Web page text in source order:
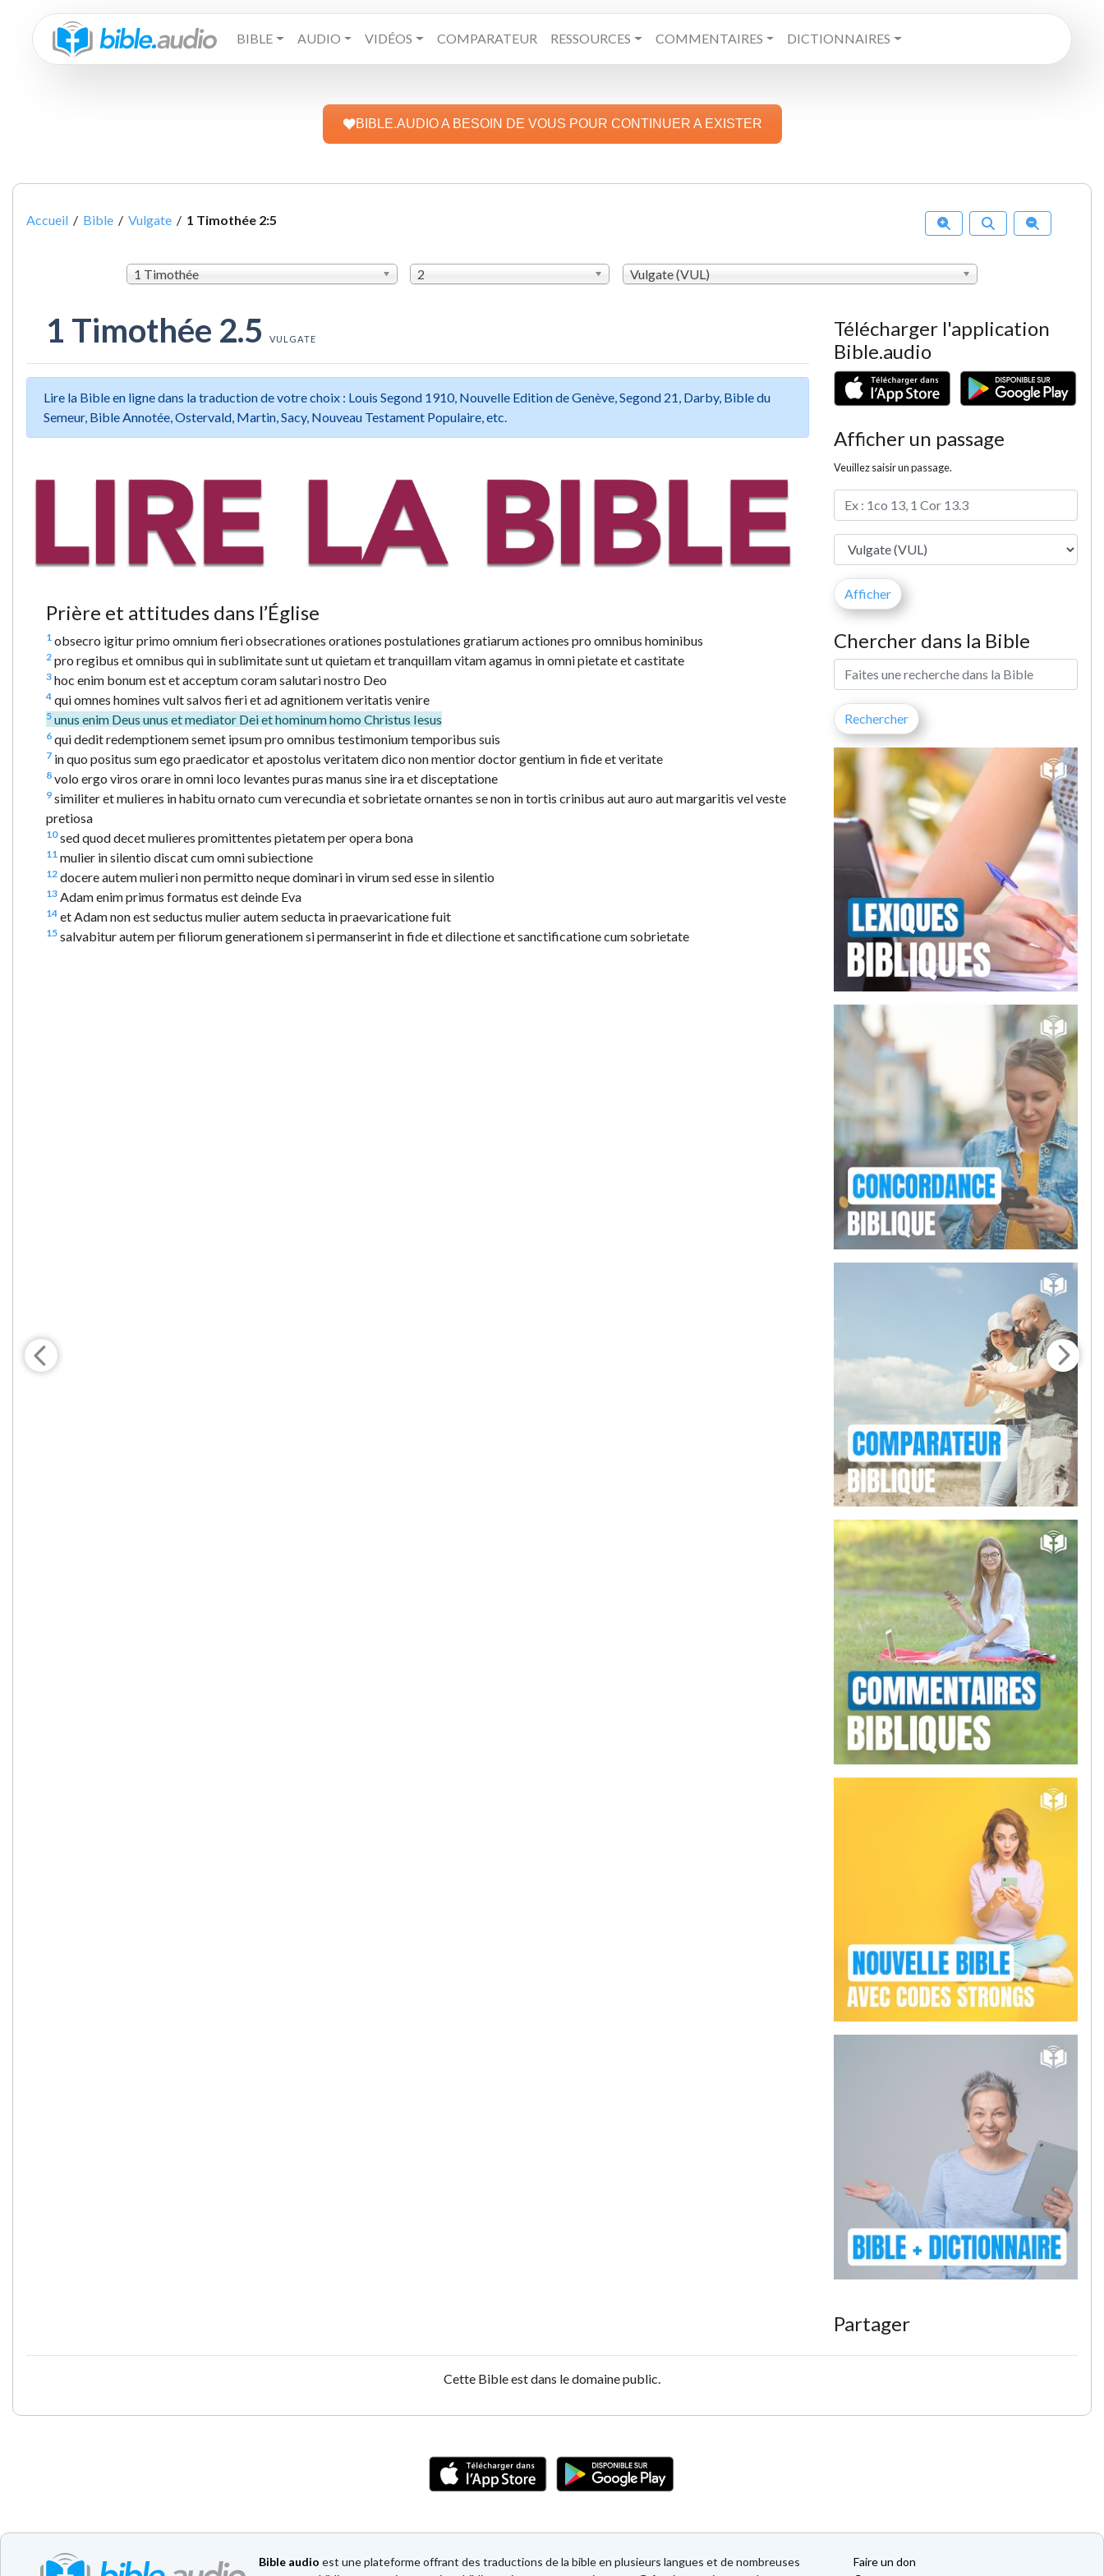
BIBLE AUDIO VIDÉOS COMPARATEUR RESSOURCES COMMENTAIRES DICTIONNAIRES
BIBLE.AUDIO A BESOIN DE VOUS POUR CONTINUER A EXISTER
Accueil / Bible / Vulgate / 1 Timothée 2:5
1 Timothée 2 Vulgate (VUL)
1 Timothée 2.5 VULGATE
Lire la Bible en ligne dans la traduction de votre choix : Louis Segond 1910, Nouvelle Edition de Genève, Segond 21, Darby, Bible du
Semeur, Bible Annotée, Ostervald, Martin, Sacy, Nouveau Testament Populaire, etc.
Prière et attitudes dans l’Église
1 obsecro igitur primo omnium fieri obsecrationes orationes postulationes gratiarum actiones pro omnibus hominibus
2 pro regibus et omnibus qui in sublimitate sunt ut quietam et tranquillam vitam agamus in omni pietate et castitate
3 hoc enim bonum est et acceptum coram salutari nostro Deo
4 qui omnes homines vult salvos fieri et ad agnitionem veritatis venire
5 unus enim Deus unus et mediator Dei et hominum homo Christus Iesus
6 qui dedit redemptionem semet ipsum pro omnibus testimonium temporibus suis
7 in quo positus sum ego praedicator et apostolus veritatem dico non mentior doctor gentium in fide et veritate
8 volo ergo viros orare in omni loco levantes puras manus sine ira et disceptatione
9 similiter et mulieres in habitu ornato cum verecundia et sobrietate ornantes se non in tortis crinibus aut auro aut margaritis vel veste
pretiosa
10sed quod decet mulieres promittentes pietatem per opera bona
11 mulier in silentio discat cum omni subiectione
12 docere autem mulieri non permitto neque dominari in virum sed esse in silentio
13 Adam enim primus formatus est deinde Eva
14 et Adam non est seductus mulier autem seducta in praevaricatione fuit
15 salvabitur autem per filiorum generationem si permanserint in fide et dilectione et sanctificatione cum sobrietate
Télécharger l'application
Bible.audio
Afficher un passage
Veuillez saisir un passage.
Chercher dans la Bible
Partager
Cette Bible est dans le domaine public.
Bible audio est une plateforme offrant des traductions de la bible en plusieurs langues et de nombreuses
Faire un don